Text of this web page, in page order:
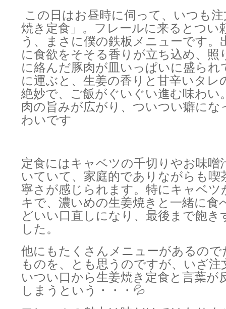
この日はお昼時に伺って、いつも
焼き定食」。フレールに来るとつい
う、まさに僕の鉄板メニューです。
に食欲をそそる香りが立ち込め、照
に絡んだ豚肉が皿いっぱいに盛られ
に運ぶと、生姜の香りと甘辛いタレ
絶妙で、ご飯がぐいぐい進む味わい
肉の旨みが広がり、ついつい癖にな
わいです
定食にはキャベツの千切りやお味噌
いていて、家庭的でありながらも喫
寧さが感じられます。特にキャベツ
キで、濃いめの生姜焼きと一緒に食
どいい口直しになり、最後まで飽き
した。
他にもたくさんメニューがあるので
ものを、とも思うのですが、いざ注
いつい口から生姜焼き定食と言葉が
しまうという・・・💦